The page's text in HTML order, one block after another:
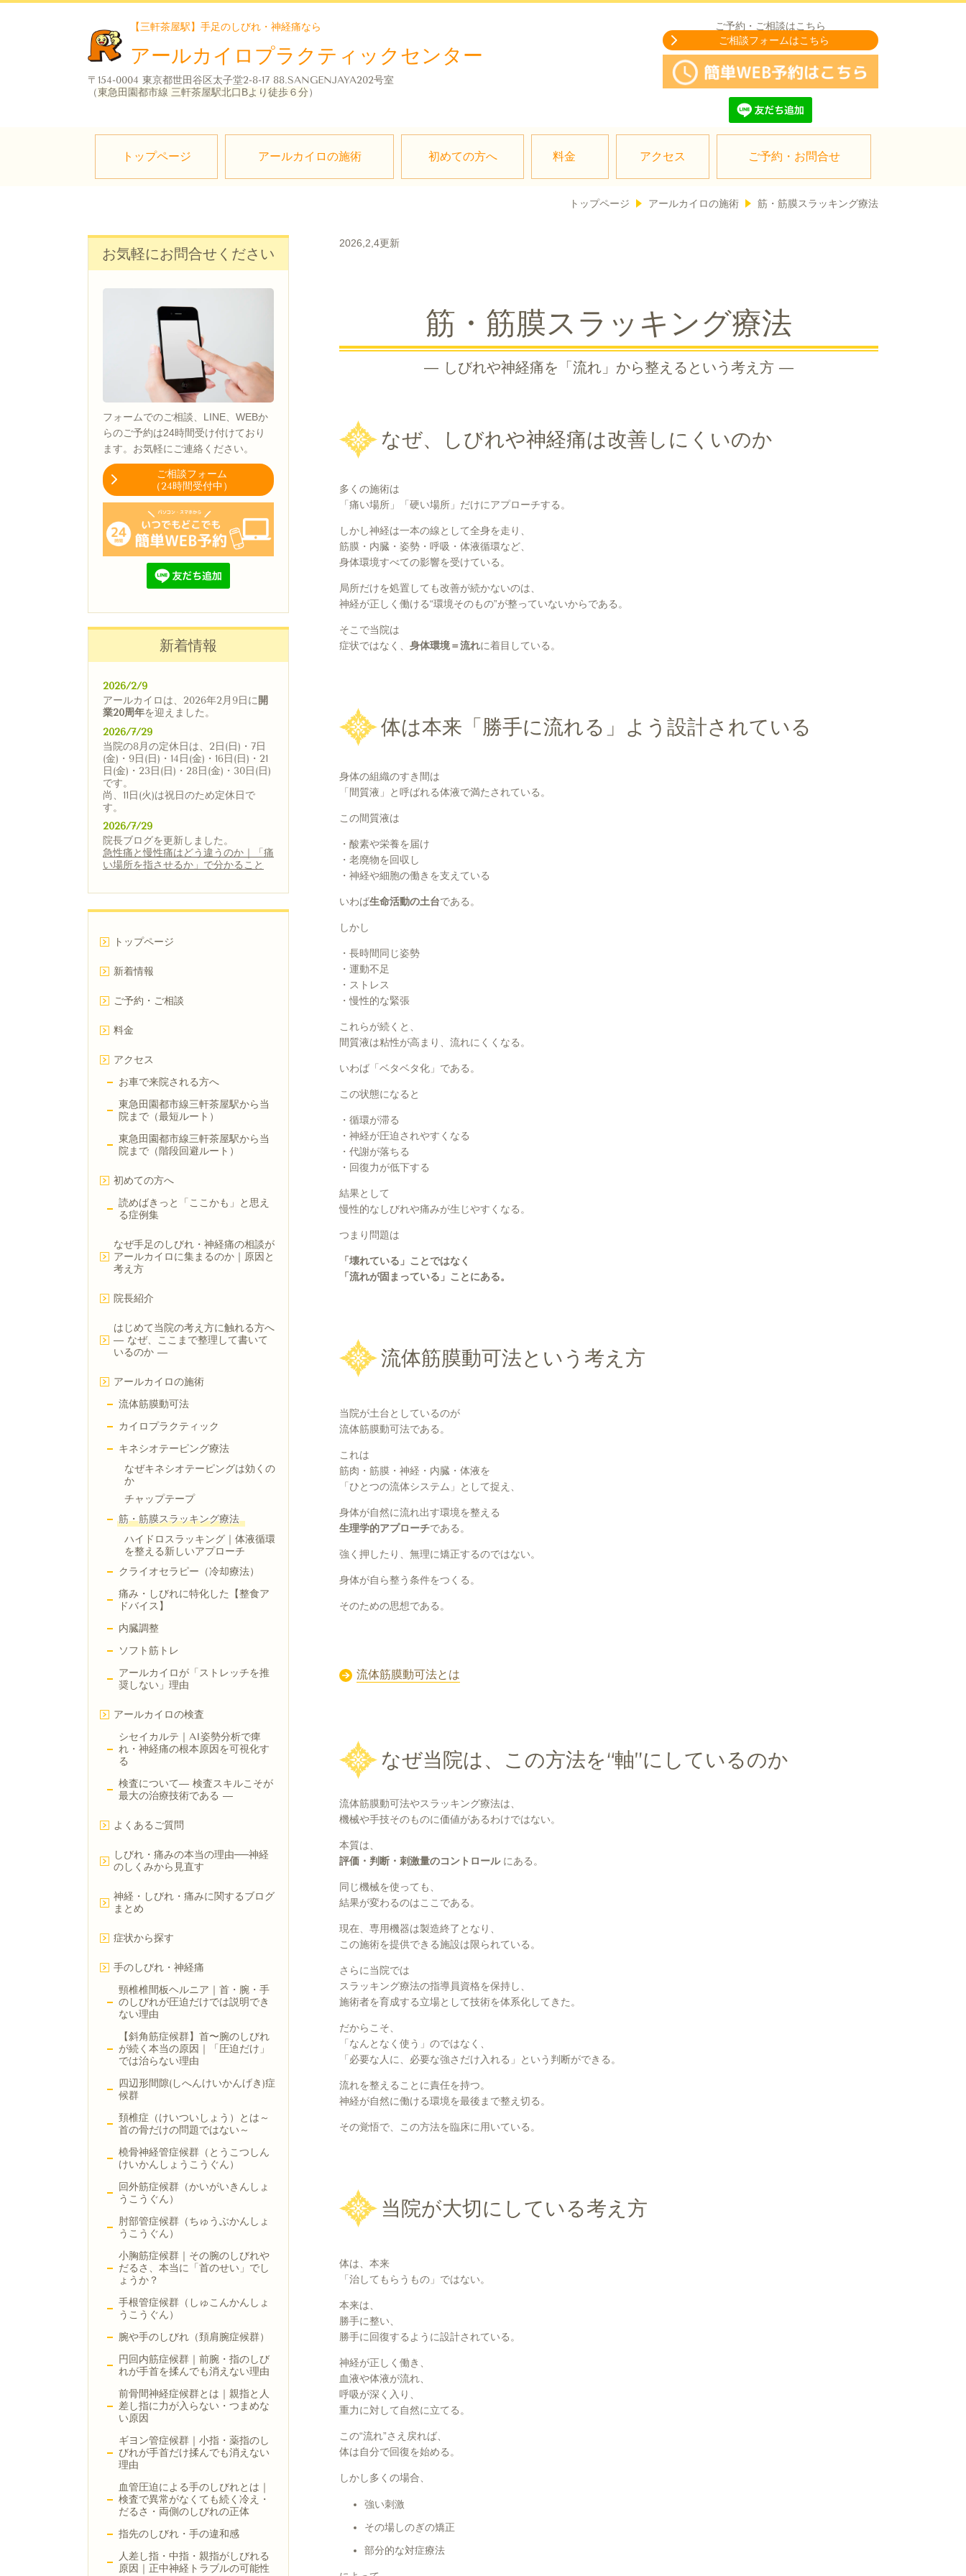
【三軒茶屋駅】手足のしびれ・神経痛なら
アールカイロプラクティックセンター
〒154-0004 東京都世田谷区太子堂2-8-17 88.SANGENJAYA202号室
（東急田園都市線 三軒茶屋駅北口Bより徒歩６分）
ご予約・ご相談はこちら
ご相談フォームはこちら
トップページ アールカイロの施術 初めての方へ 料金 アクセス ご予約・お問合せ
トップページ アールカイロの施術 筋・筋膜スラッキング療法
2026,2,4更新
筋・筋膜スラッキング療法
― しびれや神経痛を「流れ」から整えるという考え方 ―
なぜ、しびれや神経痛は改善しにくいのか
多くの施術は
「痛い場所」「硬い場所」だけにアプローチする。
しかし神経は一本の線として全身を走り、
筋膜・内臓・姿勢・呼吸・体液循環など、
身体環境すべての影響を受けている。
局所だけを処置しても改善が続かないのは、
神経が正しく働ける“環境そのもの”が整っていないからである。
そこで当院は
症状ではなく、 身体環境＝流れに着目している。
体は本来「勝手に流れる」よう設計されている
身体の組織のすき間は
「間質液」と呼ばれる体液で満たされている。
この間質液は
・酸素や栄養を届け
・老廃物を回収し
・神経や細胞の働きを支えている
いわば生命活動の土台である。
しかし
・長時間同じ姿勢
・運動不足
・ストレス
・慢性的な緊張
これらが続くと、
間質液は粘性が高まり、流れにくくなる。
いわば「ベタベタ化」である。
この状態になると
・循環が滞る
・神経が圧迫されやすくなる
・代謝が落ちる
・回復力が低下する
結果として
慢性的なしびれや痛みが生じやすくなる。
つまり問題は
「壊れている」ことではなく
「流れが固まっている」ことにある。
流体筋膜動可法という考え方
当院が土台としているのが
流体筋膜動可法である。
これは
筋肉・筋膜・神経・内臓・体液を
「ひとつの流体システム」として捉え、
身体が自然に流れ出す環境を整える
生理学的アプローチである。
強く押したり、無理に矯正するのではない。
身体が自ら整う条件をつくる。
そのための思想である。
流体筋膜動可法とは
なぜ当院は、この方法を“軸”にしているのか
流体筋膜動可法やスラッキング療法は、
機械や手技そのものに価値があるわけではない。
本質は、
評価・判断・刺激量のコントロールにある。
同じ機械を使っても、
結果が変わるのはここである。
現在、専用機器は製造終了となり、
この施術を提供できる施設は限られている。
さらに当院では
スラッキング療法の指導員資格を保持し、
施術者を育成する立場として技術を体系化してきた。
だからこそ、
「なんとなく使う」のではなく、
「必要な人に、必要な強さだけ入れる」という判断ができる。
流れを整えることに責任を持つ。
神経が自然に働ける環境を最後まで整え切る。
その覚悟で、この方法を臨床に用いている。
当院が大切にしている考え方
体は、本来
「治してもらうもの」ではない。
本来は、
勝手に整い、
勝手に回復するように設計されている。
神経が正しく働き、
血液や体液が流れ、
呼吸が深く入り、
重力に対して自然に立てる。
この“流れ”さえ戻れば、
体は自分で回復を始める。
しかし多くの場合、
強い刺激
その場しのぎの矯正
部分的な対症療法
お気軽にお問合せください
フォームでのご相談、LINE、WEBか
らのご予約は24時間受け付けており
ます。お気軽にご連絡ください。
ご相談フォーム
（24時間受付中）
新着情報
2026/2/9
アールカイロは、2026年2月9日に開
業20周年を迎えました。
2026/7/29
当院の8月の定休日は、2日(日)・7日
(金)・9日(日)・14日(金)・16日(日)・21
日(金)・23日(日)・28日(金)・30日(日)
です。
尚、11日(火)は祝日のため定休日で
す。
2026/7/29
院長ブログを更新しました。
急性痛と慢性痛はどう違うのか｜「痛
い場所を指させるか」で分かること
トップページ
新着情報
ご予約・ご相談
料金
アクセス
お車で来院される方へ
東急田園都市線三軒茶屋駅から当
院まで（最短ルート）
東急田園都市線三軒茶屋駅から当
院まで（階段回避ルート）
初めての方へ
読めばきっと「ここかも」と思え
る症例集
なぜ手足のしびれ・神経痛の相談が
アールカイロに集まるのか｜原因と
考え方
院長紹介
はじめて当院の考え方に触れる方へ
― なぜ、ここまで整理して書いて
いるのか ―
アールカイロの施術
流体筋膜動可法
カイロプラクティック
キネシオテーピング療法
なぜキネシオテーピングは効くの
か
チャップテープ
筋・筋膜スラッキング療法
ハイドロスラッキング｜体液循環
を整える新しいアプローチ
クライオセラピー（冷却療法）
痛み・しびれに特化した【整食ア
ドバイス】
内臓調整
ソフト筋トレ
アールカイロが「ストレッチを推
奨しない」理由
アールカイロの検査
シセイカルテ｜AI姿勢分析で痺
れ・神経痛の根本原因を可視化す
る
検査について― 検査スキルこそが
最大の治療技術である ―
よくあるご質問
しびれ・痛みの本当の理由──神経
のしくみから見直す
神経・しびれ・痛みに関するブログ
まとめ
症状から探す
手のしびれ・神経痛
頸椎椎間板ヘルニア｜首・腕・手
のしびれが圧迫だけでは説明でき
ない理由
【斜角筋症候群】首〜腕のしびれ
が続く本当の原因｜「圧迫だけ」
では治らない理由
四辺形間隙(しへんけいかんげき)症
候群
頚椎症（けいついしょう）とは～
首の骨だけの問題ではない～
橈骨神経管症候群（とうこつしん
けいかんしょうこうぐん）
回外筋症候群（かいがいきんしょ
うこうぐん）
肘部管症候群（ちゅうぶかんしょ
うこうぐん）
小胸筋症候群｜その腕のしびれや
だるさ、本当に「首のせい」でし
ょうか？
手根管症候群（しゅこんかんしょ
うこうぐん）
腕や手のしびれ（頚肩腕症候群）
円回内筋症候群｜前腕・指のしび
れが手首を揉んでも消えない理由
前骨間神経症候群とは｜親指と人
差し指に力が入らない・つまめな
い原因
ギヨン管症候群｜小指・薬指のし
びれが手首だけ揉んでも消えない
理由
血管圧迫による手のしびれとは｜
検査で異常がなくても続く冷え・
だるさ・両側のしびれの正体
指先のしびれ・手の違和感
人差し指・中指・親指がしびれる
原因｜正中神経トラブルの可能性